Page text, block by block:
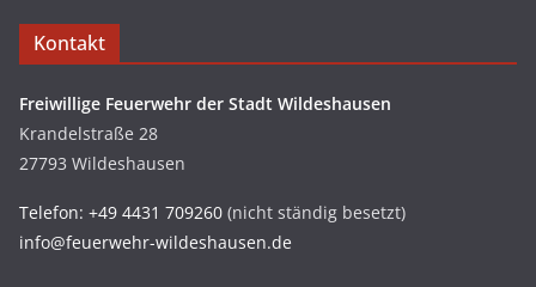
Kontakt
Freiwillige Feuerwehr der Stadt Wildeshausen
Krandelstraße 28
27793 Wildeshausen
Telefon: +49 4431 709260 (nicht ständig besetzt)
info@feuerwehr-wildeshausen.de